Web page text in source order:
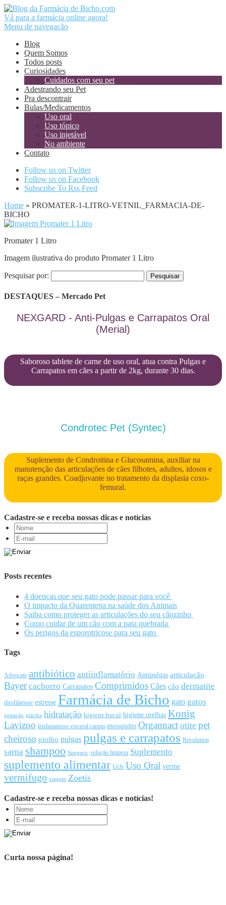
Vá para a farmácia online agora!
Menu de navegação
Blog
Quem Somos
Todos posts
Curiosidades
Cuidados com seu pet
Adestrando seu Pet
Pra descontrair
Bulas/Medicamentos
Uso oral
Uso tópico
Uso injetável
No ambiente
Contato
Follow us on Twitter
Follow us on Facebook
Subscribe To Rss Feed
Home » PROMATER-1-LITRO-VETNIL_FARMACIA-DE-
BICHO
Promater 1 Litro
Imagem ilustrativa do produto Promater 1 Litro
Pesquisar por:
DESTAQUES – Mercado Pet
NEXGARD - Anti-Pulgas e Carrapatos Oral
(Merial)
Saboroso tablete de carne de uso oral, atua contra Pulgas e
Carrapatos em cães a partir de 2kg, durante 30 dias.
Condrotec Pet (Syntec)
Suplemento de Condroitina e Glucosamina, auxiliar na
manutenção das articulações de cães filhotes, adultos, idosos e
raças grandes. Coadjuvante no tratamento da displasia coxo-
femural.
Cadastre-se e receba nossas dicas e notícias
Posts recentes
4 doenças que seu gato pode passar para você
O impacto da Quarentena na saúde dos Animais
Saiba como proteger as articulações do seu cãozinho
Como cuidar de um cão com a pata quebrada
Os perigos da esporotricose para seu gato
Tags
Advocate antibiótico antiinflamatório Antipulgas articulação
Bayer cachorro Carrapatos Comprimidos Cães cão dermatite
dirofilariose estresse Farmácia de Bicho gato gatos
gestação giárdia hidratação higiene bucal higiene orelhas Konig
Lavizoo leishmaniose visceral canina mosquito Organnact otite pet
cheiroso piolho pulgas pulgas e carrapatos Revolution
sarna shampoo Simparic solução limpeza Suplemento
suplemento alimentar Ucb Uso Oral verme
vermifugo viagem Zoetis
Cadastre-se e receba nossas dicas e notícias!
Curta nossa página!